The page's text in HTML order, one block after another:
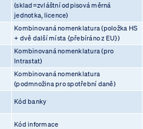
(sklad=zvláštní odpisová měrná
jednotka, licence)
Kombinovaná nomenklatura (položka HS
+ dvě další místa {přebíráno z EU})
Kombinovaná nomenklatura (pro
Intrastat)
Kombinovaná nomenklatura
(podmnožina pro spotřební daně)
Kód banky
Kód informace